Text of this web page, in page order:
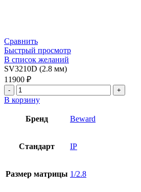
Сравнить
Быстрый просмотр
В список желаний
SV3210D (2.8 мм)
11900 ₽
В корзину
Бренд Beward
Стандарт IP
Размер матрицы 1/2.8